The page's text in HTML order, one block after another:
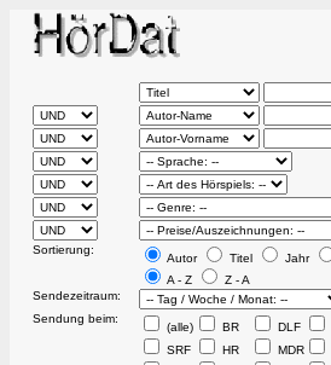
Sortierung:
Autor Titel Jahr
A - Z
Z - A
Sendezeitraum:
Sendung beim:
(alle) BR DLF
SRF
HR MDR